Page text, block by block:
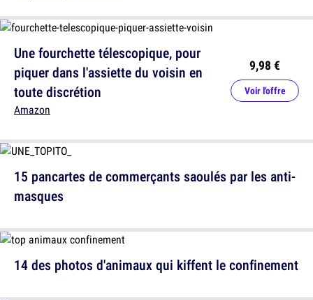
Une fourchette télescopique, pour
piquer dans l'assiette du voisin en
toute discrétion
Amazon
9,98 €
Voir l'offre
14 des photos d'animaux qui kiffent le confinement
15 pancartes de commerçants saoulés par les anti-
masques